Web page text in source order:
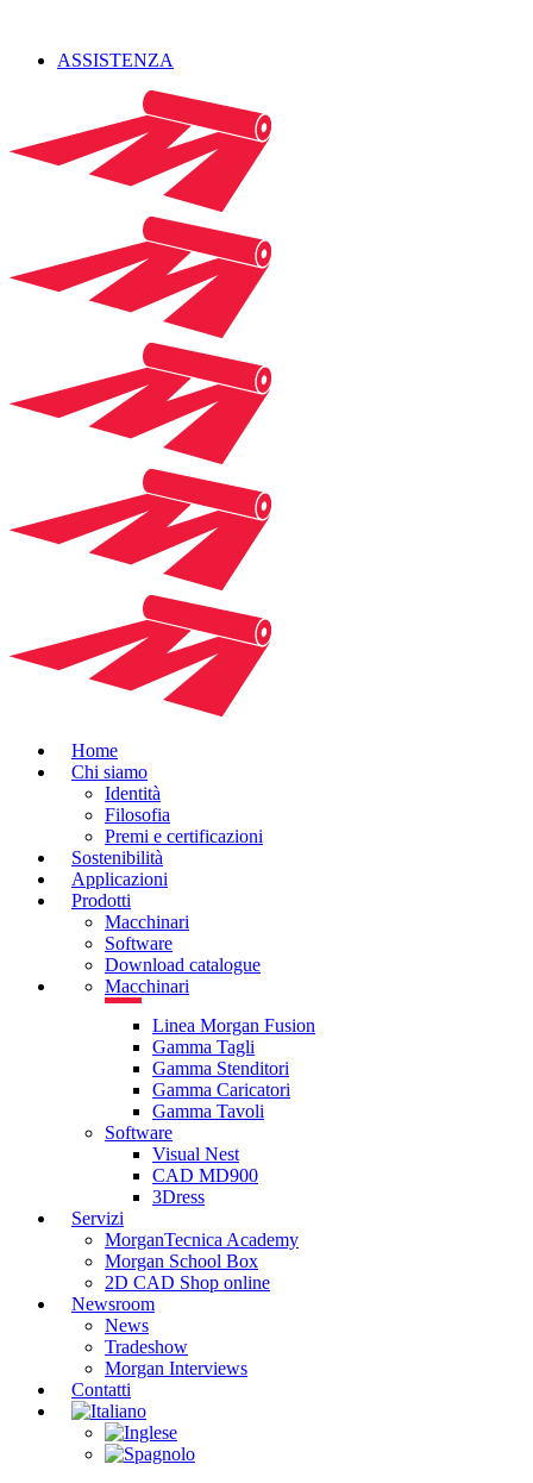
ASSISTENZA
Home
Chi siamo
Identità
Filosofia
Premi e certificazioni
Sostenibilità
Applicazioni
Prodotti
Macchinari
Software
Download catalogue
Macchinari
Linea Morgan Fusion
Gamma Tagli
Gamma Stenditori
Gamma Caricatori
Gamma Tavoli
Software
Visual Nest
CAD MD900
3Dress
Servizi
MorganTecnica Academy
Morgan School Box
2D CAD Shop online
Newsroom
News
Tradeshow
Morgan Interviews
Contatti